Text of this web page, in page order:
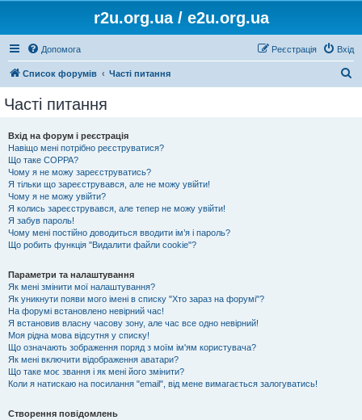
r2u.org.ua / e2u.org.ua
Допомога Вхід
Реєстрація
Список форумів Часті питання
Часті питання
Вхід на форум і реєстрація
Навіщо мені потрібно реєструватися?
Що таке COPPA?
Чому я не можу зареєструватись?
Я тільки що зареєструвався, але не можу увійти!
Чому я не можу увійти?
Я колись зареєструвався, але тепер не можу увійти!
Я забув пароль!
Чому мені постійно доводиться вводити ім’я і пароль?
Що робить функція "Видалити файли cookie"?
Параметри та налаштування
Як мені змінити мої налаштування?
Як уникнути появи мого імені в списку "Хто зараз на форумі"?
На форумі встановлено невірний час!
Я встановив власну часову зону, але час все одно невірний!
Моя рідна мова відсутня у списку!
Що означають зображення поряд з моїм ім'ям користувача?
Як мені включити відображення аватари?
Що таке моє звання і як мені його змінити?
Коли я натискаю на посилання "email", від мене вимагається залогуватись!
Створення повідомлень